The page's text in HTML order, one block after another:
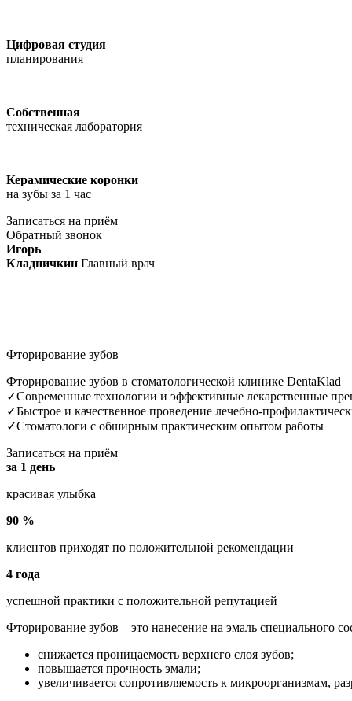
Цифровая студия
планирования
Собственная
техническая лаборатория
Керамические коронки
на зубы за 1 час
Записаться на приём
Обратный звонок
Игорь
Кладничкин Главный врач
Фторирование зубов
Фторирование зубов в стоматологической клинике DentaKlad
✓Современные технологии и эффективные лекарственные
✓Быстрое и качественное проведение лечебно-
✓Стоматологи с обширным практическим опытом работы
Записаться на приём
за 1 день
красивая улыбка
90 %
клиентов приходят по положительной рекомендации
4 года
успешной практики с положительной репутацией
Фторирование зубов – это нанесение на эмаль специального
снижается проницаемость верхнего слоя зубов;
повышается прочность эмали;
увеличивается сопротивляемость к микроорганизмам,